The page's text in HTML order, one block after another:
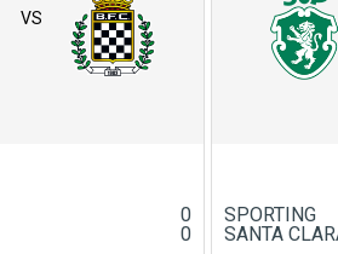
VS
0
0
SPORTING
SANTA